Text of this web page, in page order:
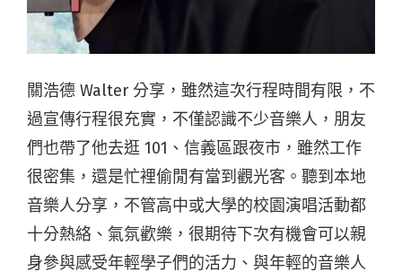
關浩德 Walter 分享，雖然這次⾏程時間有限，不
過宣傳⾏程很充實，不僅認識不少⾳樂⼈，朋友
們也帶了他去逛 101、信義區跟夜市，雖然⼯作
很密集，還是忙裡偷閒有當到觀光客。聽到本地
⾳樂⼈分享，不管⾼中或⼤學的校園演唱活動都
⼗分熱絡、氣氛歡樂，很期待下次有機會可以親
⾝參與感受年輕學⼦們的活⼒、與年輕的⾳樂⼈